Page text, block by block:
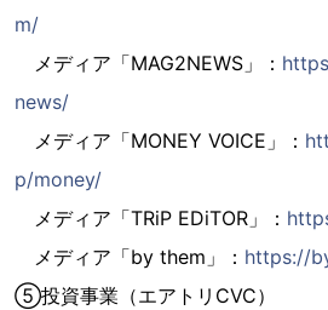
m/
メディア「MAG2NEWS」：
news/
メディア「MONEY VOICE」：
p/money/
メディア「TRiP EDiTOR」：
メディア「by them」： https://
⑤投資事業（エアトリCVC）